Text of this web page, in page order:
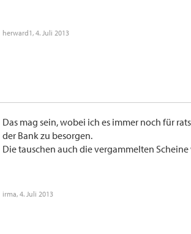
herward1, 4. Juli 2013
Das mag sein, wobei ich es immer noch für
der Bank zu besorgen.
Die tauschen auch die vergammelten
irma, 4. Juli 2013